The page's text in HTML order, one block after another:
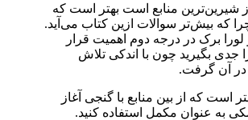
منابع است بهتر است که
که بیش‌تر سوالات ازین کتاب می‌آید.
برک در درجه دوم اهمیت قرار
جدی بگیرید چون با اندکی تلاش
در آن گرفت.
که از بین منابع با گنجی آغاز
به عنوان مکمل استفاده کنید.